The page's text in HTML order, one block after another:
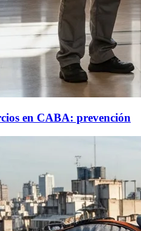
en CABA: prevención